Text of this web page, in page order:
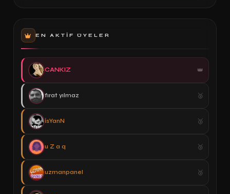
EN AKTIF ÜYELER
CANKIZ
fırat yılmaz
İsYanN
u Z a q
uzmanpanel